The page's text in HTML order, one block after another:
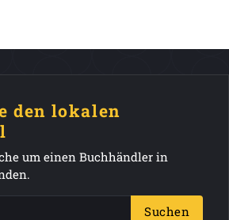
den lokalen
um einen Buchhändler in
Suchen